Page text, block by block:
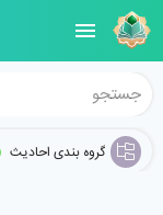
گروه بندی احادیث